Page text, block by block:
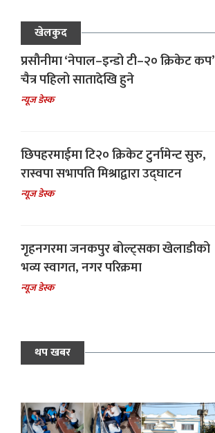
खेलकुद
प्रसौनीमा ‘नेपाल–इन्डो टी–२० क्रिकेट कप’
चैत्र पहिलो सातादेखि हुने
न्यूज डेस्क
छिपहरमाईमा टि२० क्रिकेट टुर्नामेन्ट सुरु,
रास्वपा सभापति मिश्राद्वारा उद्घाटन
न्यूज डेस्क
गृहनगरमा जनकपुर बोल्ट्सका खेलाडीको
भव्य स्वागत, नगर परिक्रमा
न्यूज डेस्क
थप खबर